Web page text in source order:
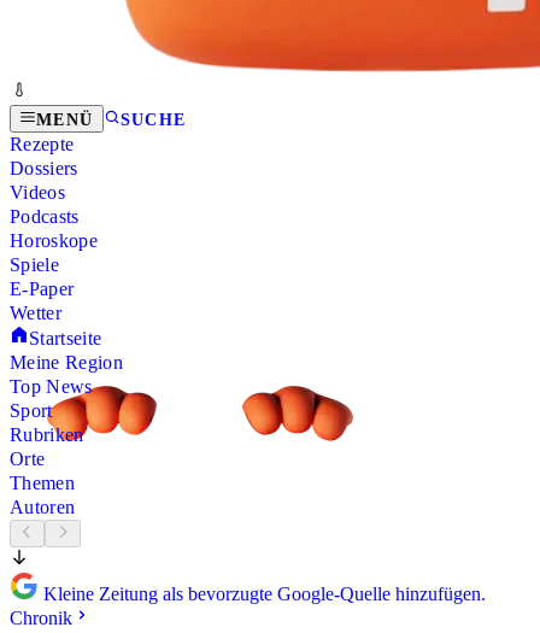
MENÜ SUCHE
Rezepte
Dossiers
Videos
Podcasts
Horoskope
Spiele
E-Paper
Wetter
Startseite
Meine Region
Top News
Sport
Rubriken
Orte
Themen
Autoren
Kleine Zeitung als bevorzugte Google-Quelle hinzufügen.
Chronik